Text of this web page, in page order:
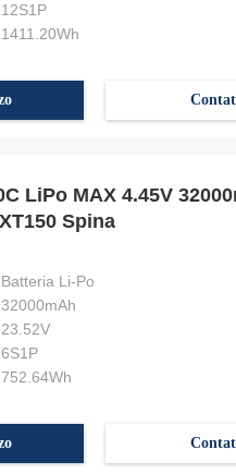
12S1P
1411.20Wh
LiPo MAX 4.45V
Spina
Batteria Li-Po
32000mAh
23.52V
6S1P
752.64Wh